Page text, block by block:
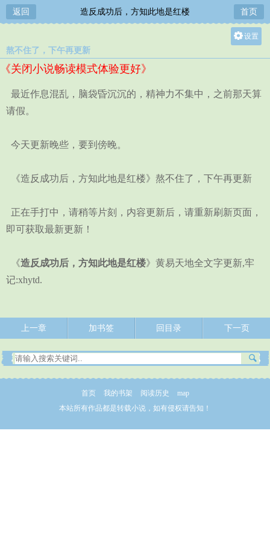
返回 造反成功后，方知此地是红楼 首页
设置
中
熬不住了，下午再更新
《关闭小说畅读模式体验更好》
最近作息混乱，脑袋昏沉沉的，精神力不集中，之前那天算
请假。
今天更新晚些，要到傍晚。
《造反成功后，方知此地是红楼》熬不住了，下午再更新
正在手打中，请稍等片刻，内容更新后，请重新刷新页面，
即可获取最新更新！
《造反成功后，方知此地是红楼》黄易天地全文字更新,牢
记:xhytd.
上一章 加书签 回目录 下一页
首页 我的书架 阅读历史
map
本站所有作品都是转载小说，如有侵权请告知！